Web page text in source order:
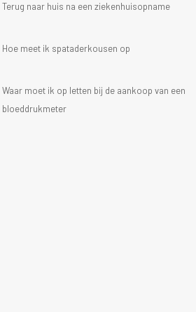
Terug naar huis na een ziekenhuisopname
Hoe meet ik spataderkousen op
Waar moet ik op letten bij de aankoop van een
bloeddrukmeter